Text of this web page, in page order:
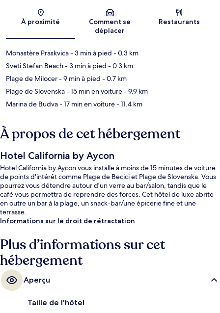
Carte
À proximité
Comment se
déplacer
Restaurants
Monastère Praskvica- 3 min à pied - 0.3 km
Sveti Stefan Beach- 3 min à pied - 0.3 km
Plage de Milocer- 9 min à pied - 0.7 km
Plage de Slovenska- 15 min en voiture- 9.9 km
Marina de Budva- 17 min en voiture- 11.4 km
À propos de cet hébergement
Hotel California by Aycon
Hotel California by Aycon vous installe à moins de 15 minutes de voiture
de points d'intérêt comme Plage de Becici et Plage de Slovenska. Vous
pourrez vous détendre autour d'un verre au bar/salon, tandis que le
café vous permettra de reprendre des forces. Cet hôtel de luxe abrite
en outre un bar à la plage, un snack-bar/une épicerie fine et une
terrasse.
Informations sur le droit de rétractation
Plus d’informations sur cet
hébergement
Aperçu
Taille de l'hôtel